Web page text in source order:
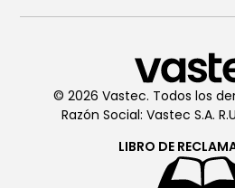
De Lunes
a 6:00pm
Chatea
De Lunes
a 6:00pm
© 2026 Vastec. Todos los
Razón Social: Vastec S.A.
LIBRO DE